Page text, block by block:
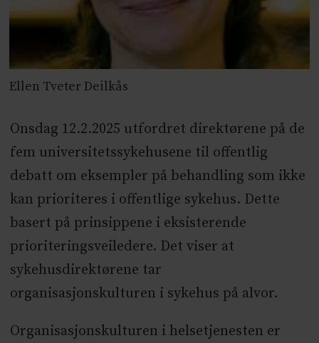
Ellen Tveter Deilkås
Onsdag 12.2.2025 utfordret direktørene på de
fem universitetssykehusene til offentlig
debatt om eksempler på behandling som ikke
kan prioriteres i offentlige sykehus. Dette
basert på prinsippene i eksisterende
prioriteringsveiledere. Det viser at
sykehusdirektørene tar
organisasjonskulturen i sykehus på alvor.
Organisasjonskulturen i helsetjenesten er